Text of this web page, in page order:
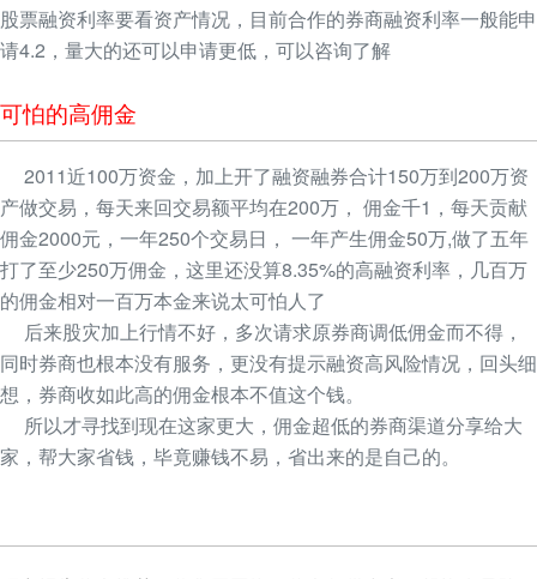
股票融资利率要看资产情况，目前合作的券商融资利率一般能申
请4.2，量大的还可以申请更低，可以咨询了解
可怕的高佣金
2011近100万资金，加上开了融资融券合计150万到200万资
产做交易，每天来回交易额平均在200万， 佣金千1，每天贡献
佣金2000元，一年250个交易日， 一年产生佣金50万,做了五年
打了至少250万佣金，这里还没算8.35%的高融资利率，几百万
的佣金相对一百万本金来说太可怕人了
后来股灾加上行情不好，多次请求原券商调低佣金而不得，
同时券商也根本没有服务，更没有提示融资高风险情况，回头细
想，券商收如此高的佣金根本不值这个钱。
所以才寻找到现在这家更大，佣金超低的券商渠道分享给大
家，帮大家省钱，毕竟赚钱不易，省出来的是自己的。